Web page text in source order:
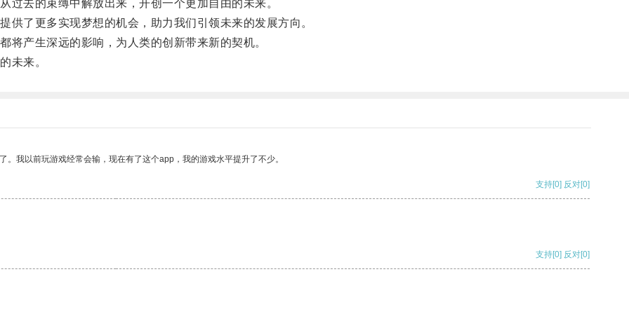
去的束缚中解放出来，开创一个更加自由的未来。
了更多实现梦想的机会，助力我们引领未来的发展方向。
产生深远的影响，为人类的创新带来新的契机。
未来。
我以前玩游戏经常会输，现在有了这个app，我的游戏水平提升了不少。
支持[0] 反对[0]
支持[0] 反对[0]